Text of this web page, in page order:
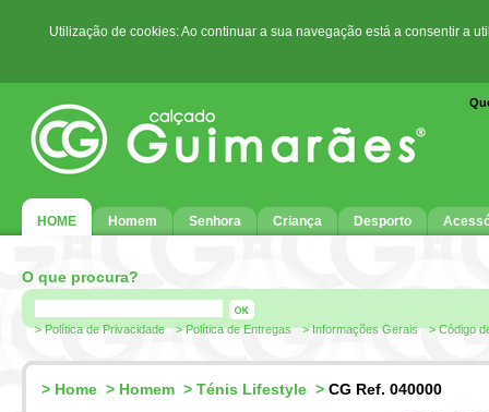
Utilização de cookies: Ao continuar a sua navegação está a consentir a
HOME Homem Senhora Criança Desporto
O que procura?
> Política de Privacidade > Política de Entregas > Informações Gerais > Código
> Home > Homem > Ténis Lifestyle > CG Ref. 040000